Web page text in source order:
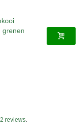
grenen
reviews